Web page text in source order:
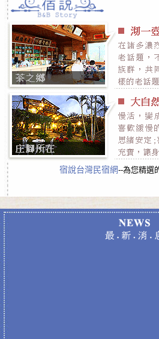
宿說台灣民宿網--為您精選